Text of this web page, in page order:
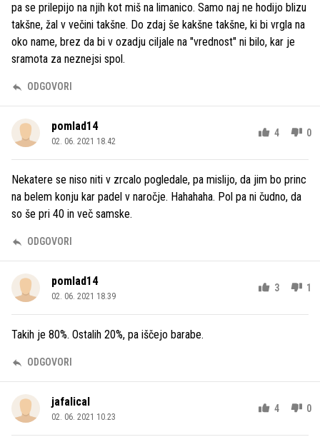
pa se prilepijo na njih kot miš na limanico. Samo naj ne hodijo blizu
takšne, žal v večini takšne. Do zdaj še kakšne takšne, ki bi vrgla na
oko name, brez da bi v ozadju ciljale na "vrednost" ni bilo, kar je
sramota za neznejsi spol.
ODGOVORI
pomlad14
02. 06. 2021 18.42
4 0
Nekatere se niso niti v zrcalo pogledale, pa mislijo, da jim bo princ
na belem konju kar padel v naročje. Hahahaha. Pol pa ni čudno, da
so še pri 40 in več samske.
ODGOVORI
pomlad14
02. 06. 2021 18.39
3 1
Takih je 80%. Ostalih 20%, pa iščejo barabe.
ODGOVORI
jafalical
02. 06. 2021 10.23
4 0